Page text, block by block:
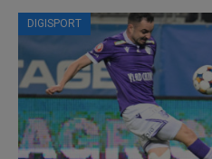
DIGISPORT